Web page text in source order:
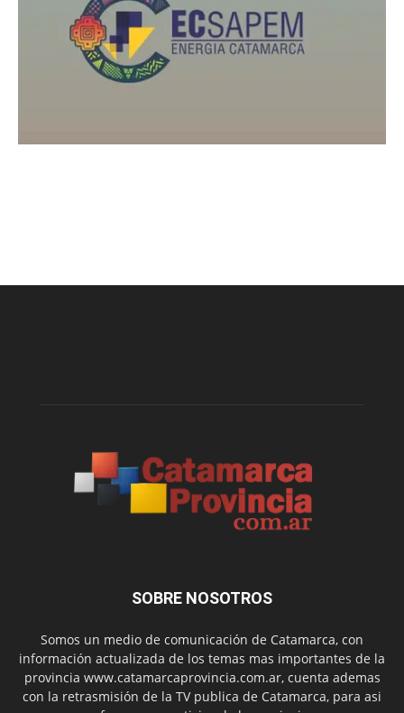
SOBRE NOSOTROS
Somos un medio de comunicación de Catamarca, con
información actualizada de los temas mas importantes de la
provincia www.catamarcaprovincia.com.ar, cuenta ademas
con la retrasmisión de la TV publica de Catamarca, para asi